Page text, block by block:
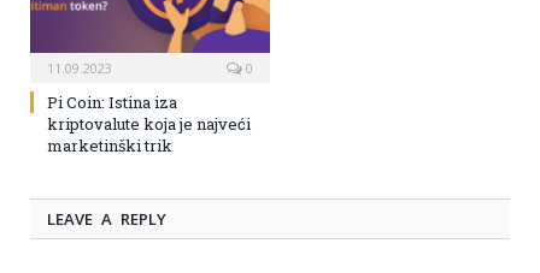
11.09.2023 0
Pi Coin: Istina iza
kriptovalute koja je najveći
marketinški trik
LEAVE A REPLY